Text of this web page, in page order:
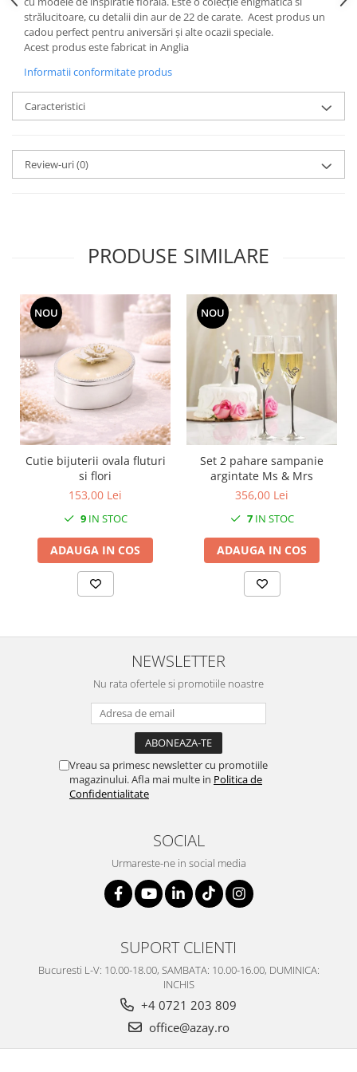
ARRIS
CELESTIAL PLATINUM
CORNUCOPIA
INTAGLIO
JASPER CONRAN GOLD
RENAISSANCE GOLD
BUTTERFLY BLOOM
OLD COUNTRY ROSES
JASPER CONRAN WHITE
GILDED MUSE
WONDERLUST
MORRIS&AMP;CO
KINGSLEY
SERENDIPITY GOLD
SERENDIPITY PLATINUM
PATCHWORK WILLOW
BLUE LILY
HIBISCUS
FLORENTINE TURQUOISE
ORCHARD
CREATURES OF CURIOSITY
RENAISSANCE RED
SERENDIPITY WHITE
FLOWER FESTIVAL RED
LOVE BIRDS
CHIQUE VERDE
CHIQUE STRIPES GALBEN
strălucitoare, cu detalii din aur de 22 de carate. Acest produs un
cadou perfect pentru aniversări și alte ocazii speciale.
Acest produs este fabricat in Anglia
Informatii conformitate produs
Caracteristici
Review-uri(0)
PRODUSE SIMILARE
NOU
Cutie bijuterii ovala fluturi
si flori
153,00 Lei
9IN STOC
ADAUGA IN COS
NOU
Set 2 pahare sampanie
argintate Ms & Mrs
356,00 Lei
7IN STOC
ADAUGA IN COS
NEWSLETTER
Nu rata ofertele si promotiile noastre
Vreau sa primesc newsletter cu promotiile
magazinului. Afla mai multe in Politica de
Confidentialitate
SOCIAL
Urmareste-ne in social media
SUPORT CLIENTI
Bucuresti L-V: 10.00-18.00, SAMBATA: 10.00-16.00, DUMINICA:
INCHIS
+4 0721 203 809
office@azay.ro